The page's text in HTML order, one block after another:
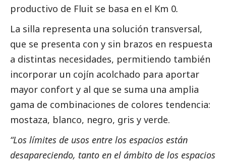
productivo de Fluit se basa en el Km 0.
La silla representa una solución transversal,
que se presenta con y sin brazos en respuesta
a distintas necesidades, permitiendo también
incorporar un cojín acolchado para aportar
mayor confort y al que se suma una amplia
gama de combinaciones de colores tendencia:
mostaza, blanco, negro, gris y verde.
“Los límites de usos entre los espacios están
desapareciendo, tanto en el ámbito de los espacios